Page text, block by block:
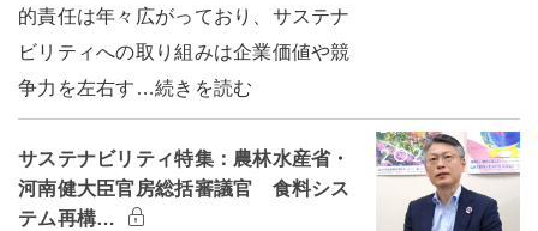
的責任は年々広がっており、サステナ
ビリティへの取り組みは企業価値や競
争力を左右す…続きを読む
サステナビリティ特集：農林水産省・
河南健大臣官房総括審議官 食料シス
テム再構…